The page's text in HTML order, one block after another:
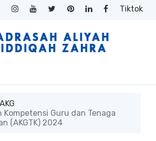
Tiktok
AKG
Kompetensi Guru dan Tenaga
(AKGTK) 2024